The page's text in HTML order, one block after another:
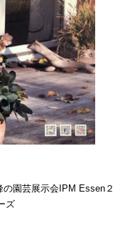
園芸展示会IPM Essen２
ズ